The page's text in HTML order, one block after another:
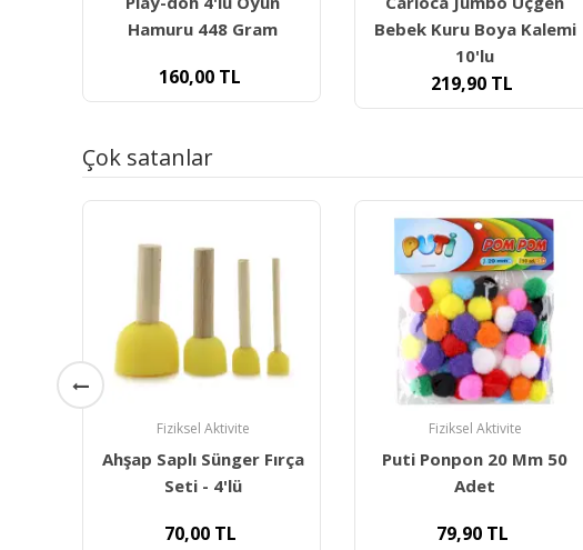
Bebek Kuru Boya Kalemi
219,90 TL
Yumuşak Pastel Boya
Kalemi
320,00 TL
Çok satanlar
Fiziksel Aktivite
Puti Ponpon 20 Mm 50
Adet
79,90TL
Fiziksel Aktivite
Carioca Teddy Şekilli
Kirletmeyen Mum
220,00 TL